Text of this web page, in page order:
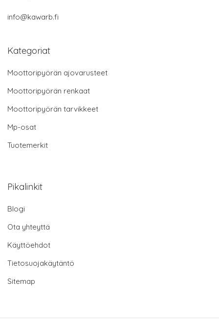
info@kawarb.fi
Kategoriat
Moottoripyörän ajovarusteet
Moottoripyörän renkaat
Moottoripyörän tarvikkeet
Mp-osat
Tuotemerkit
Pikalinkit
Blogi
Ota yhteyttä
Käyttöehdot
Tietosuojakäytäntö
Sitemap